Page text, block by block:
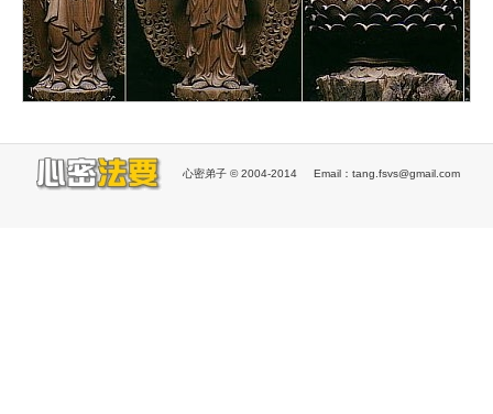
心密弟子 © 2004-2014 Email：tang.fsvs@gmail.com